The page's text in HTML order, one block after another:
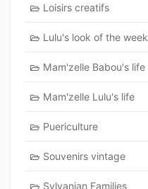
Loisirs creatifs
Lulu's look of the week
Mam'zelle Babou's life
Mam'zelle Lulu's life
Puericulture
Souvenirs vintage
Sylvanian Families